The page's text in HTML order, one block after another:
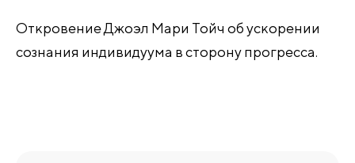
Откровение Джоэл Мари Тойч об ускорении
сознания индивидуума в сторону прогресса.